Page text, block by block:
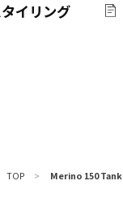
イリング
TOP > Merino 150 Tank